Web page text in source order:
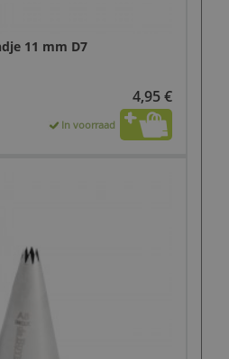
11 mm D7
4,95 €
In voorraad